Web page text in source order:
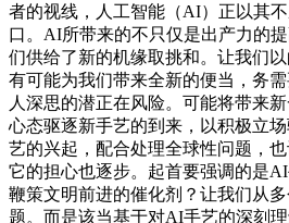
者的视线，人工智能（AI）正以其
口。AI所带来的不只仅是出产力的
们供给了新的机缘取挑和。让我们
有可能为我们带来全新的便当，务
人深思的潜正在风险。可能将带来
心态驱逐新手艺的到来，以积极立
艺的兴起，配合处理全球性问题，
它的担心也逐步。起首要强调的是
鞭策文明前进的催化剂？让我们从
题。而是该当基于对AI手艺的深刻